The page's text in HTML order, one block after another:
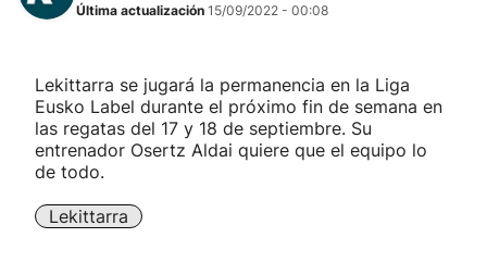
Más deportes
Última actualización 15/09/2022 - 00:08
Lekittarra se jugará la permanencia en la Liga
Eusko Label durante el próximo fin de semana en
las regatas del 17 y 18 de septiembre. Su
entrenador Osertz Aldai quiere que el equipo lo
de todo.
Lekittarra